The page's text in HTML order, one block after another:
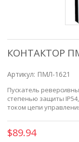
КОНТАКТОР
Артикул: ПМЛ-1621
Пускатель
степенью защиты
током цепи
$89.94